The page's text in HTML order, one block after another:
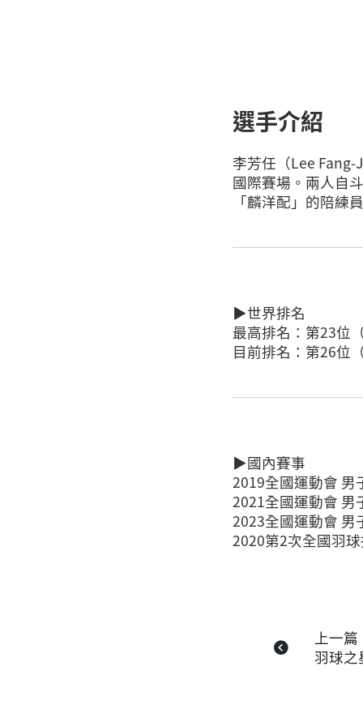
選手介紹
李芳任（Lee
國際賽場。兩人自
「麟洋配」的陪練
▶世界排名
最高排名：第23位
目前排名：第26位
▶國內賽事
2019全國運動會 男
2021全國運動會 男
2023全國運動會 男
2020第2次全國羽
上一篇
羽球之